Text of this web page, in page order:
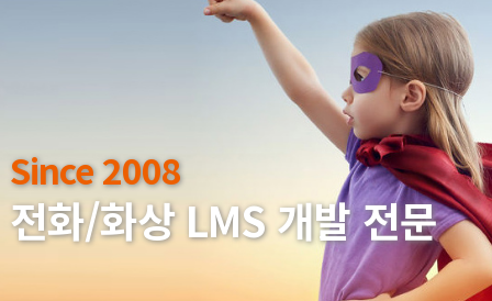
Since 2008
전화/화상 LMS 개발 전문
Since 2008
전화/화상 LMS 개발 전문